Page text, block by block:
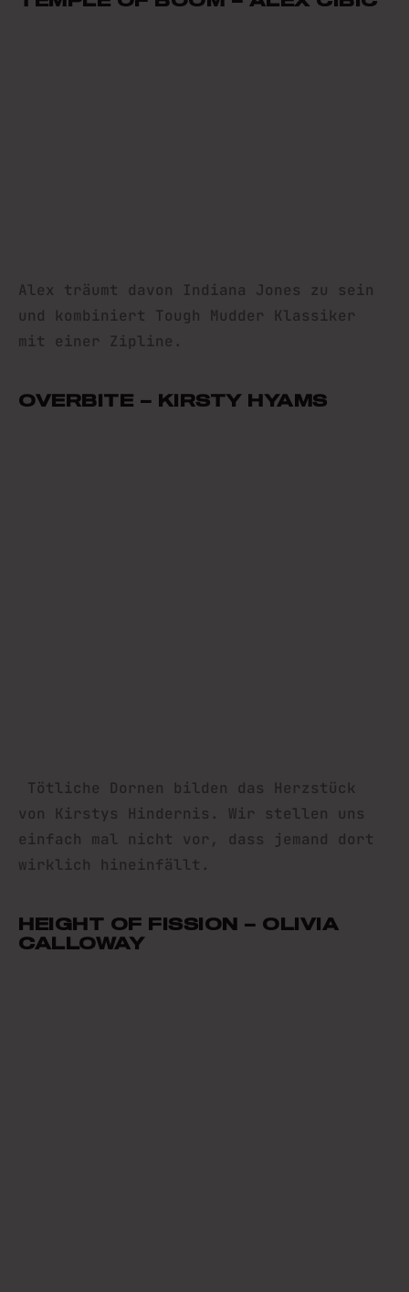
Alex träumt davon Indiana Jones zu sein
und kombiniert Tough Mudder Klassiker
mit einer Zipline.
OVERBITE – KIRSTY HYAMS
Tötliche Dornen bilden das Herzstück
von Kirstys Hindernis. Wir stellen uns
einfach mal nicht vor, dass jemand dort
wirklich hineinfällt.
HEIGHT OF FISSION – OLIVIA
CALLOWAY